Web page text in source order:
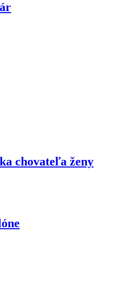
chovateľa ženy